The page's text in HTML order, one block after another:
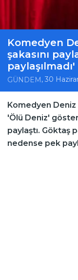
Komedyen
şakasını
paylaşılmadı'
GÜNDEM , 30
Komedyen Deniz
'Ölü Deniz'
paylaştı. Göktaş
nedense pek